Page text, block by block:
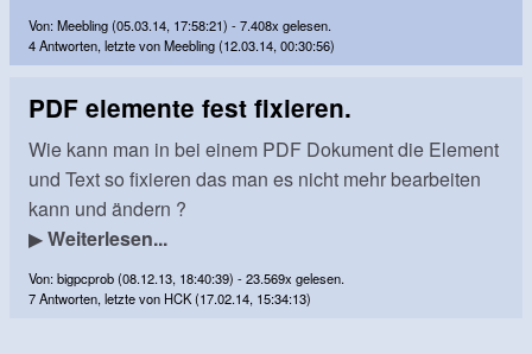
Von: Meebling (05.03.14, 17:58:21) - 7.408x gelesen.
4 Antworten, letzte von Meebling (12.03.14, 00:30:56)
PDF elemente fest fixieren.
Wie kann man in bei einem PDF Dokument die Element
und Text so fixieren das man es nicht mehr bearbeiten
kann und ändern ?
▶Weiterlesen...
Von: bigpcprob (08.12.13, 18:40:39) - 23.569x gelesen.
7 Antworten, letzte von HCK (17.02.14, 15:34:13)